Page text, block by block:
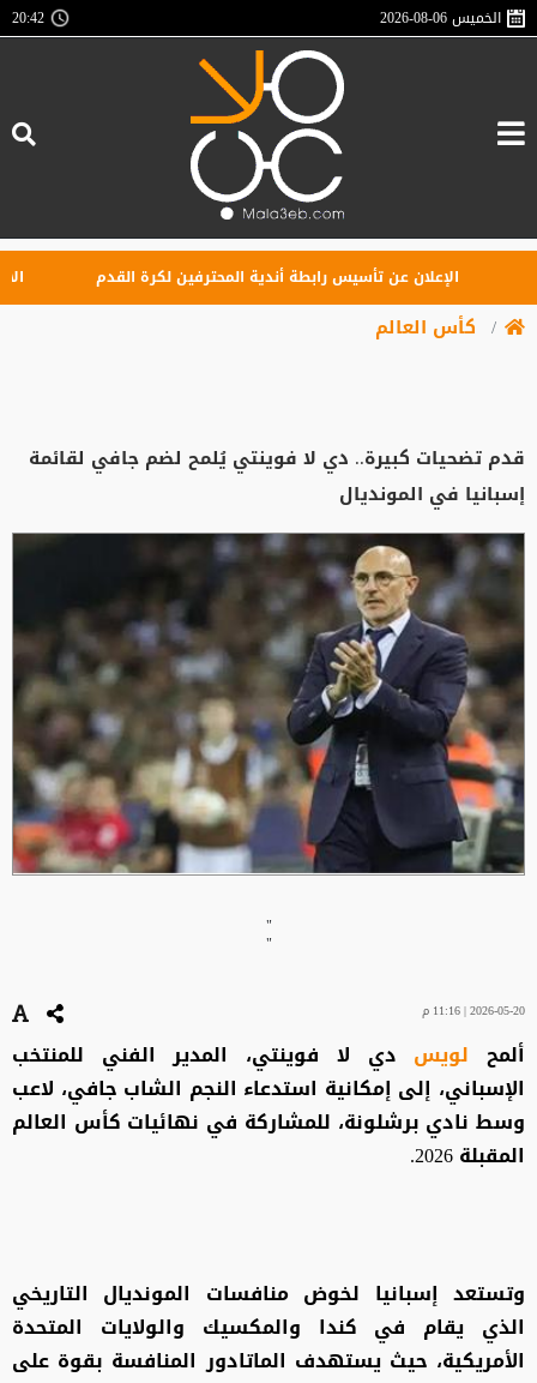
الخميس2026-08-06
20:42
الإعلان عن تأسيس رابطة أندية المحترفين لكرة القدم
كأس العالم
قدم تضحيات كبيرة.. دي لا فوينتي يُلمح لضم جافي لقائمة
إسبانيا في المونديال
"
"
2026-05-20 | 11:16 م
ألمحلويس دي لا فوينتي، المدير الفني للمنتخب
الإسباني، إلى إمكانية استدعاء النجم الشاب جافي، لاعب
وسط نادي برشلونة، للمشاركة في نهائيات كأس العالم
المقبلة 2026.
وتستعد إسبانيا لخوض منافسات المونديال التاريخي
الذي يقام في كندا والمكسيك والولايات المتحدة
الأمريكية، حيث يستهدف الماتادور المنافسة بقوة على